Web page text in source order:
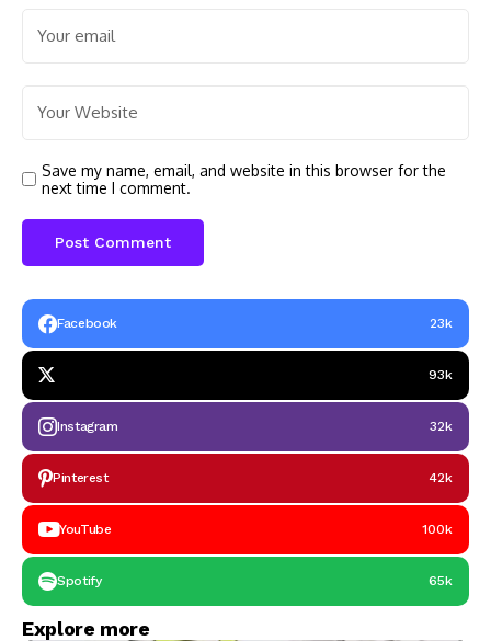
Save my name, email, and website in this browser for the
next time I comment.
Facebook 23k
93k
Instagram 32k
Pinterest 42k
YouTube 100k
Spotify 65k
Explore more